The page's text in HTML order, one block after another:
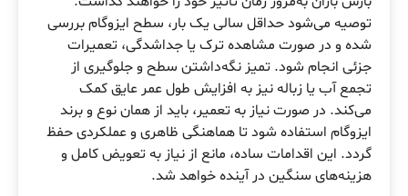
توصیه می‌شود حداقل سالی یک بار، سطح ایزوگام بررسی
شده و در صورت مشاهده ترک یا جداشدگی، تعمیرات
جزئی انجام شود. تمیز نگه‌داشتن سطح و جلوگیری از
تجمع آب یا زباله نیز به افزایش طول عمر عایق کمک
می‌کند. در صورت نیاز به تعمیر، باید از همان نوع و برند
ایزوگام استفاده شود تا هماهنگی ظاهری و عملکردی حفظ
گردد. این اقدامات ساده، مانع از نیاز به تعویض کامل و
هزینه‌های سنگین در آینده خواهد شد.